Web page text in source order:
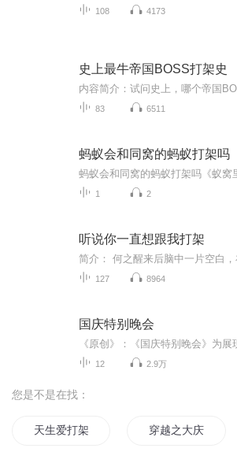
108 4173
史上最牛帝国BOSS打架史
83 6511
蚂蚁会和同窝的蚂蚁打架吗
1 2
听说你一直想跟我打架
127 8964
国庆特别晚会
12 2.9万
您是不是在找：
天生爱打架 穿越之大庆帝国